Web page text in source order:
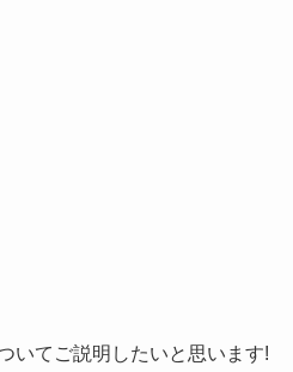
いてご説明したいと思います!